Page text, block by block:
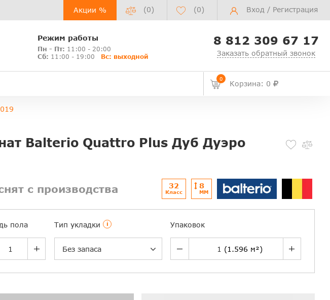
Акции % (0) (0) Вход / Регистрация
Режим работы
Пн - Пт: 11:00 - 20:00
Сб: 11:00 - 19:00 Вс: выходной
8 812 309 67 17
Заказать обратный звонок
0
Корзина: 0
Balterio Quattro Plus Дуб Дуэро
с производства 32
Класс
8
ММ
пола Тип укладки i
Без запаса
Упаковок